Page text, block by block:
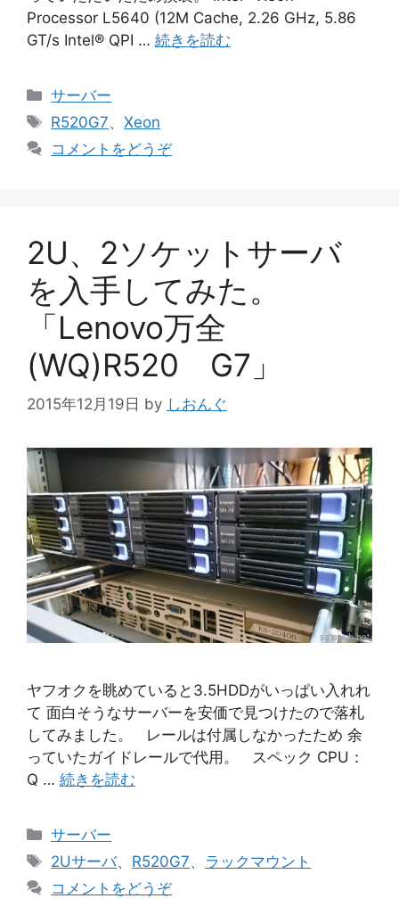
Processor L5640 (12M Cache, 2.26 GHz, 5.86
GT/s Intel® QPI … 続きを読む
カ
テ
リ
サーバー
タ
R520G7、Xeon
コメントをどうぞ
2U、2ソケットサーバ
を入手してみた。
「Lenovo万全
(WQ)R520 G7」
2015年12月19日 by しおんぐ
ヤフオクを眺めていると3.5HDDがいっぱい入れれ
て 面白そうなサーバーを安価で見つけたので落札
してみました。 レールは付属しなかったため 余
っていたガイドレールで代用。 スペック CPU：
Q … 続きを読む
カ
テ
リ
サーバー
タ
2Uサーバ、 R520G7、 ラックマウント
コメントをどうぞ